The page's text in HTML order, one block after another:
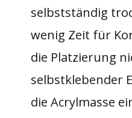
selbstständig
wenig Zeit für
die Platzierung
selbstklebender
die Acrylmasse